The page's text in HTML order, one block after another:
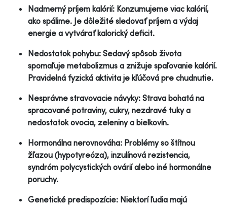
Nadmerný príjem kalórií: Konzumujeme viac kalórií,
ako spálime. Je dôležité sledovať príjem a výdaj
energie a vytvárať kalorický deficit.
Nedostatok pohybu: Sedavý spôsob života
spomaľuje metabolizmus a znižuje spaľovanie kalórií.
Pravidelná fyzická aktivita je kľúčová pre chudnutie.
Nesprávne stravovacie návyky: Strava bohatá na
spracované potraviny, cukry, nezdravé tuky a
nedostatok ovocia, zeleniny a bielkovín.
Hormonálna nerovnováha: Problémy so štítnou
žľazou (hypotyreóza), inzulínová rezistencia,
syndróm polycystických ovárií alebo iné hormonálne
poruchy.
Genetické predispozície: Niektorí ľudia majú